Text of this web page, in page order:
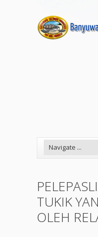
TUKIK
OLEH